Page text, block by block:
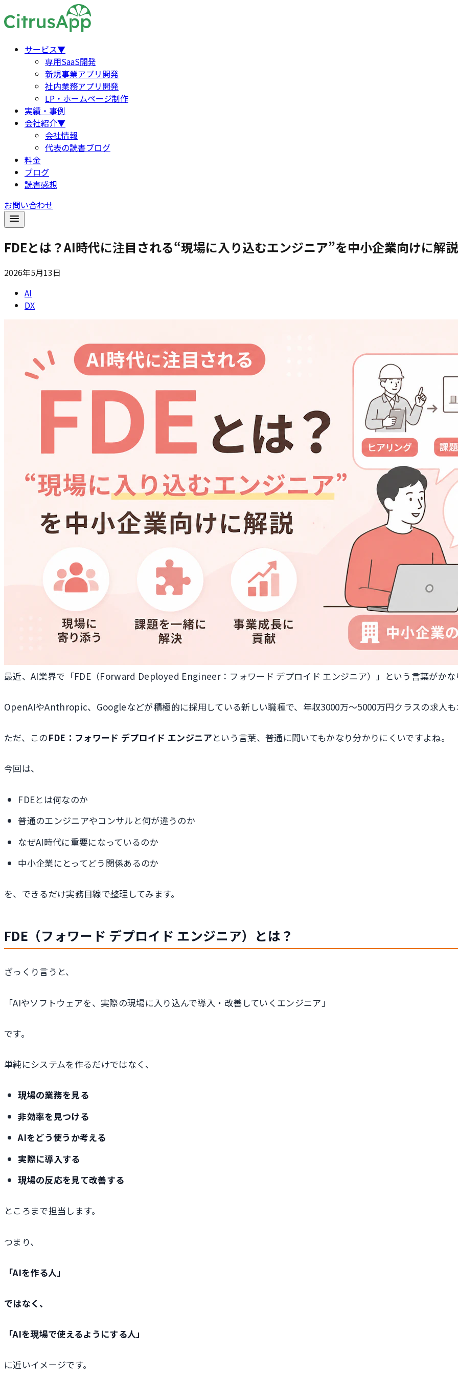
サービス▼
専用SaaS開発
新規事業アプリ開発
社内業務アプリ開発
LP・ホームページ制作
実績・事例
会社紹介▼
会社情報
代表の読書ブログ
料金
ブログ
読書感想
お問い合わせ
FDEとは？AI時代に注目される“現場に入り込むエンジニア”を中小企業向けに解説
2026年5月13日
AI
DX
最近、AI業界で「FDE（Forward Deployed Engineer：フォワード デプロイド エンジニア）」という言葉がかな
OpenAIやAnthropic、Googleなどが積極的に採用している新しい職種で、年収3000万〜5000万円クラスの求人も
ただ、このFDE：フォワード デプロイド エンジニアという言葉、普通に聞いてもかなり分かりにくいですよね。
今回は、
FDEとは何なのか
普通のエンジニアやコンサルと何が違うのか
なぜAI時代に重要になっているのか
中小企業にとってどう関係あるのか
を、できるだけ実務目線で整理してみます。
FDE（フォワード デプロイド エンジニア）とは？
ざっくり言うと、
「AIやソフトウェアを、実際の現場に入り込んで導入・改善していくエンジニア」
です。
単純にシステムを作るだけではなく、
現場の業務を見る
非効率を見つける
AIをどう使うか考える
実際に導入する
現場の反応を見て改善する
ところまで担当します。
つまり、
「AIを作る人」
ではなく、
「AIを現場で使えるようにする人」
に近いイメージです。